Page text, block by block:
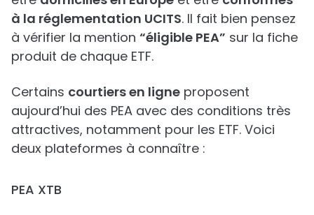
à la réglementation UCITS. Il fait bien pensez
à vérifier la mention “éligible PEA” sur la fiche
produit de chaque ETF.
Certains courtiers en ligne proposent
aujourd’hui des PEA avec des conditions très
attractives, notamment pour les ETF. Voici
deux plateformes à connaître :
PEA XTB